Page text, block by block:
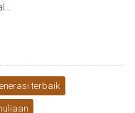
terbaik